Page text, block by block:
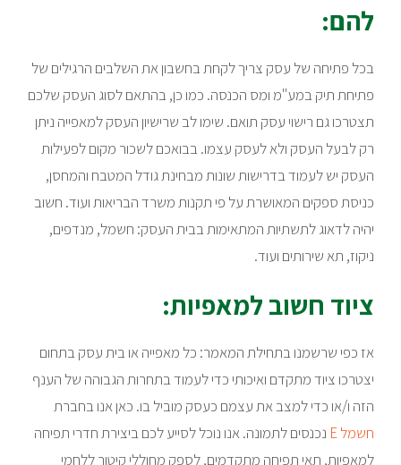
להם:
בכל פתיחה של עסק צריך לקחת בחשבון את השלבים הרגילים של
פתיחת תיק במע"מ ומס הכנסה. כמו כן, בהתאם לסוג העסק שלכם
תצטרכו גם רישוי עסק תואם. שימו לב שרישיון העסק למאפייה ניתן
רק לבעל העסק ולא לעסק עצמו. בבואכם לשכור מקום לפעילות
העסק יש לעמוד בדרישות שונות מבחינת גודל המטבח והמחסן,
כניסת ספקים המאושרת על פי תקנות משרד הבריאות ועוד. חשוב
יהיה לדאוג לתשתיות המתאימות בבית העסק: חשמל, מנדפים,
ניקוז, תא שירותים ועוד.
ציוד חשוב למאפיות:
אז כפי שרשמנו בתחילת המאמר: כל מאפייה או בית עסק בתחום
יצטרכו ציוד מתקדם ואיכותי כדי לעמוד בתחרות הגבוהה של הענף
הזה ו/או כדי למצב את עצמם כעסק מוביל בו. כאן אנו בחברת
חשמל E
נכנסים לתמונה. אנו נוכל לסייע לכם ביצירת חדרי תפיחה
למאפיות, תאי תפיחה מתקדמים, לספק מחוללי קיטור ללחמי